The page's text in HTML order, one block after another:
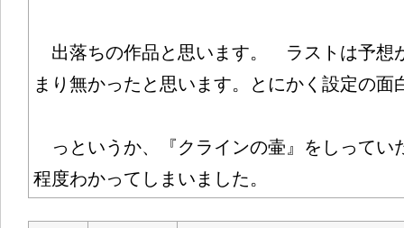
出落ちの作品と思います。 ラストは予想
まり無かったと思います。とにかく設定の面
っというか、『クラインの壷』をしってい
程度わかってしまいました。